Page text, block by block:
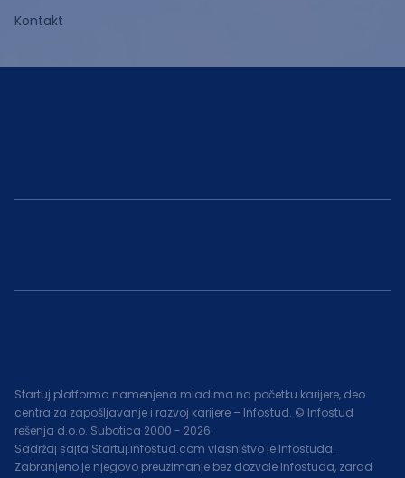
Kontakt
Startuj platforma namenjena mladima na početku karijere, deo
centra za zapošljavanje i razvoj karijere – Infostud. © Infostud
rešenja d.o.o. Subotica 2000 - 2026.
Sadržaj sajta Startuj.infostud.com vlasništvo je Infostuda.
Zabranjeno je njegovo preuzimanje bez dozvole Infostuda, zarad